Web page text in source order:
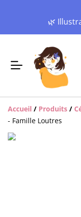
🌿
Accueil / Produits /
- Famille Loutres